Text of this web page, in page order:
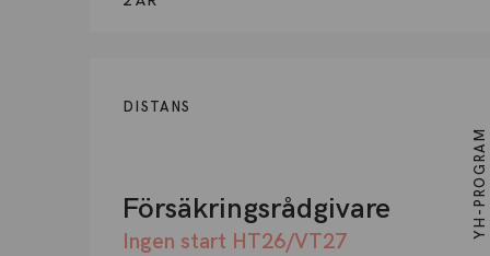
DISTANS
Försäkringsrådgivare
Ingen start HT26/VT27
YH-PROGRAM